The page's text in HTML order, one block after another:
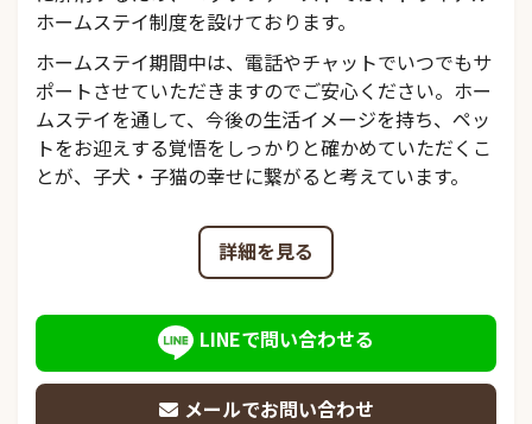
ホームステイ制度を設けております。
ホームステイ期間中は、電話やチャットでいつでもサ
ポートさせていただきますのでご安心ください。ホー
ムステイを通して、今後の生活イメージを持ち、ペッ
トをお迎えする覚悟をしっかりと確かめていただくこ
とが、子犬・子猫の幸せに繋がると考えています。
詳細を見る
LINEで問い合わせる
メールでお問い合わせ